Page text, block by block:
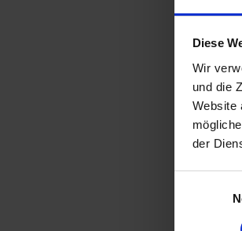
Diese
Wir
und die
Website
der